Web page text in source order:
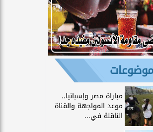
مباراة مصر وإسبانيا..
موعد المواجهة والقناة
الناقلة في...